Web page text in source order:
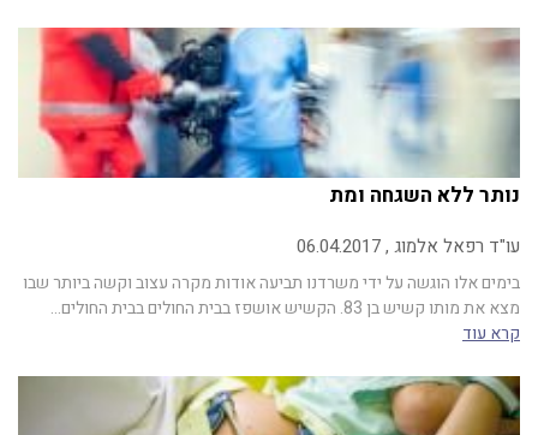
נותר ללא השגחה ומת
עו"ד רפאל אלמוג , 06.04.2017
בימים אלו הוגשה על ידי משרדנו תביעה אודות מקרה עצוב וקשה ביותר שבו
מצא את מותו קשיש בן 83. הקשיש אושפז בבית החולים בבית החולים…
קרא עוד